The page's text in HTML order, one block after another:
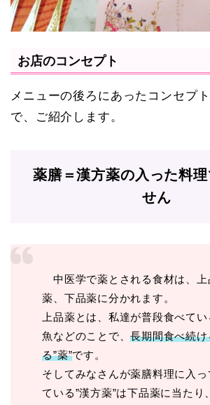
お店のコンセプト
メニューの後ろにあったコンセプ
で、ご紹介します。
薬膳＝漢方薬の入った料理
せん
中医学で薬とされる食材は、上
薬、下品薬に分かれます。
上品薬とは、私達が普段食べてい
魚などのことで、長期間食べ続
る”薬”です。
そしてみなさんが薬膳料理に入っ
ている”漢方薬”は下品薬に当たり